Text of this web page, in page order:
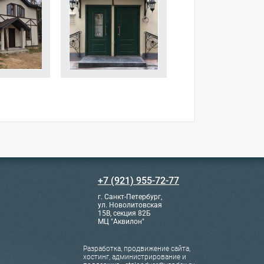
+7 (921) 955-72-77
г. Санкт-Петербург,
ул. Новолитовская
15В, секция 82Б
МЦ "Аквилон"
Разработка, продвижение сайта,
хостинг, администрирование и